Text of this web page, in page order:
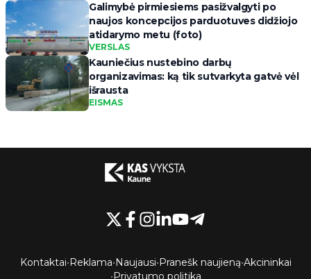
Galimybė pirmiesiems pasižvalgyti po
naujos koncepcijos parduotuves didžiojo
atidarymo metu (foto)
VERSLAS
Kauniečius nustebino darbų
organizavimas: ką tik sutvarkyta gatvė vėl
išrausta
EISMAS
Kontaktai•Reklama•Naujausi•Pranešk naujieną•Akcininkai
•Privatumo politika